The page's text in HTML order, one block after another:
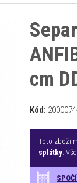
cm
Kód:
Toto zboží
splátky.